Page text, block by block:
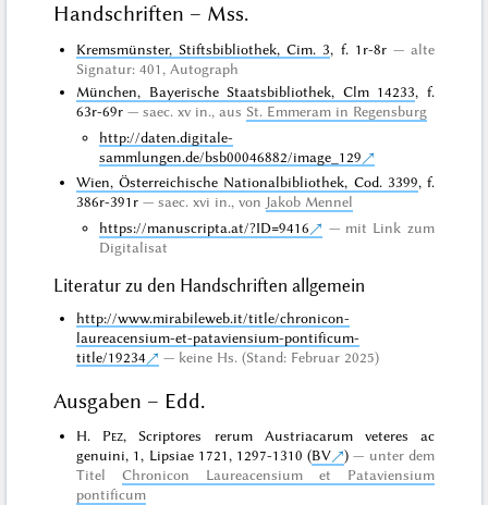
Handschriften – Mss.
Kremsmünster, Stiftsbibliothek, Cim. 3, f. 1r-8r
alte
Signatur: 401, Autograph
München, Bayerische Staatsbibliothek, Clm 14233, f.
63r-69r
saec. xv in., aus St. Emmeram in Regensburg
http://daten.digitale-
sammlungen.de/bsb00046882/image_129
Wien, Österreichische Nationalbibliothek, Cod. 3399, f.
386r-391r
saec. xvi in., von Jakob Mennel
https://manuscripta.at/?ID=9416
mit Link zum
Digitalisat
Literatur zu den Handschriften allgemein
http://www.mirabileweb.it/title/chronicon-
laureacensium-et-pataviensium-pontificum-
title/19234
keine Hs. (Stand: Februar 2025)
Ausgaben – Edd.
H. Pez, Scriptores rerum Austriacarum veteres ac
genuini, 1, Lipsiae 1721, 1297-1310 (BV )
unter dem
TitelChronicon Laureacensium et Pataviensium
pontificum